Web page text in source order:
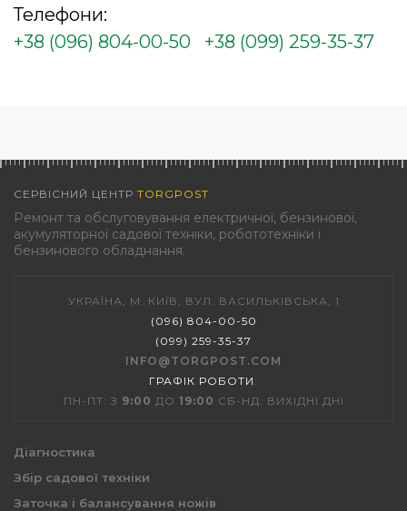
Телефони:
+38 (096) 804-00-50
+38 (099) 259-35-37
СЕРВІСНИЙ ЦЕНТР TORGPOST
Ремонт та обслуговування електричної, бензинової,
акумуляторної садової техніки, робототехніки і
бензинового обладнання.
УКРАЇНА, М. КИЇВ, ВУЛ. ВАСИЛЬКІВСЬКА, 1
(096) 804-00-50
(099) 259-35-37
INFO@TORGPOST.COM
ГРАФІК РОБОТИ :
ПН-ПТ: З 9:00 ДО 19:00 СБ-НД: ВИХІДНІ ДНІ
Діагностика
Збір садової техніки
Заточка і балансування ножів